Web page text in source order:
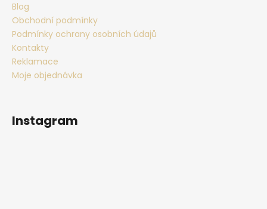
Blog
Obchodní podmínky
Podmínky ochrany osobních údajů
Kontakty
Reklamace
Moje objednávka
Instagram